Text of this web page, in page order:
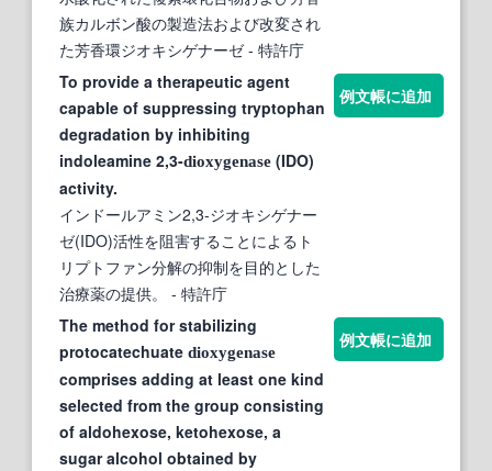
族カルボン酸の製造法および改変され
た芳香環ジオキシゲナーゼ- 特許庁
To provide a therapeutic agent
capable of suppressing tryptophan
degradation by inhibiting
indoleamine 2,3-dioxygenase (IDO)
activity.
インドールアミン2,3-ジオキシゲナー
ゼ(IDO)活性を阻害することによるト
リプトファン分解の抑制を目的とした
治療薬の提供。
- 特許庁
例文帳に追加
The method for stabilizing
protocatechuate dioxygenase
comprises adding at least one kind
selected from the group consisting
of aldohexose, ketohexose, a
sugar alcohol obtained by
例文帳に追加